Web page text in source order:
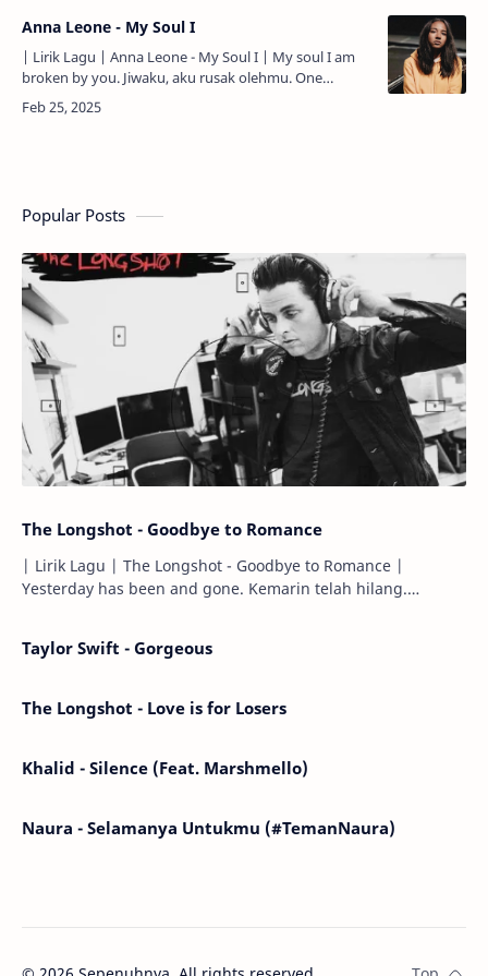
Anna Leone - My Soul I
| Lirik Lagu | Anna Leone - My Soul I | My soul I am
broken by you. Jiwaku, aku rusak olehmu. One
morning I'll wake up renewed. Satu pagi, aku akan
bangun dan …
Popular Posts
The Longshot - Goodbye to Romance
| Lirik Lagu | The Longshot - Goodbye to Romance |
Yesterday has been and gone. Kemarin telah hilang.
Taylor Swift - Gorgeous
The Longshot - Love is for Losers
Khalid - Silence (Feat. Marshmello)
Naura - Selamanya Untukmu (#TemanNaura)